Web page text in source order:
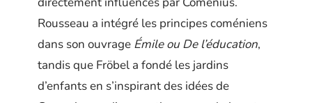
Rousseau a intégré les principes coméniens
dans son ouvrage Émile ou De l’éducation,
tandis que Fröbel a fondé les jardins
d’enfants en s’inspirant des idées de